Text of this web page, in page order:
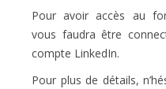
Pour avoir accès au
vous faudra être
compte LinkedIn.
Pour plus de détails,